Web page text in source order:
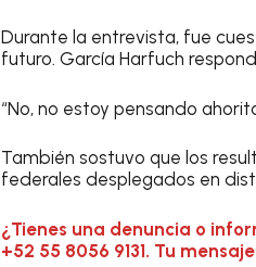
Durante la entrevista, fue
futuro. García Harfuch
“No, no estoy pensando
También sostuvo que los
federales desplegados en
¿Tienes una denuncia o
+52 55 8056 9131. Tu